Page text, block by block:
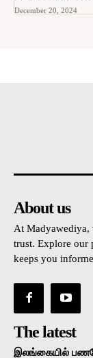
December 20, 2024
About us
At Madyawediya,
trust. Explore our
keeps you
The latest
இலங்கையில்